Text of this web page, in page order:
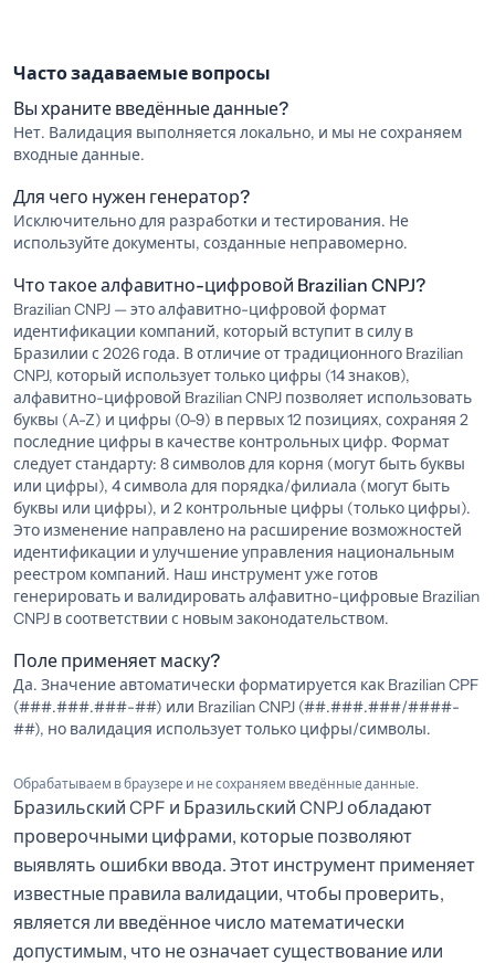
Часто задаваемые вопросы
Вы храните введённые данные?
Нет. Валидация выполняется локально, и мы не сохраняем
входные данные.
Для чего нужен генератор?
Исключительно для разработки и тестирования. Не
используйте документы, созданные неправомерно.
Что такое алфавитно-цифровой Brazilian CNPJ?
Brazilian CNPJ — это алфавитно-цифровой формат
идентификации компаний, который вступит в силу в
Бразилии с 2026 года. В отличие от традиционного Brazilian
CNPJ, который использует только цифры (14 знаков),
алфавитно-цифровой Brazilian CNPJ позволяет использовать
буквы (A-Z) и цифры (0-9) в первых 12 позициях, сохраняя 2
последние цифры в качестве контрольных цифр. Формат
следует стандарту: 8 символов для корня (могут быть буквы
или цифры), 4 символа для порядка/филиала (могут быть
буквы или цифры), и 2 контрольные цифры (только цифры).
Это изменение направлено на расширение возможностей
идентификации и улучшение управления национальным
реестром компаний. Наш инструмент уже готов
генерировать и валидировать алфавитно-цифровые Brazilian
CNPJ в соответствии с новым законодательством.
Поле применяет маску?
Да. Значение автоматически форматируется как Brazilian CPF
(###.###.###-##) или Brazilian CNPJ (##.###.###/####-
##), но валидация использует только цифры/символы.
Обрабатываем в браузере и не сохраняем введённые данные.
Бразильский CPF и Бразильский CNPJ обладают
проверочными цифрами, которые позволяют
выявлять ошибки ввода. Этот инструмент применяет
известные правила валидации, чтобы проверить,
является ли введённое число математически
допустимым, что не означает существование или